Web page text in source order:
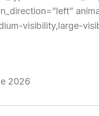
visibility,large-
2026